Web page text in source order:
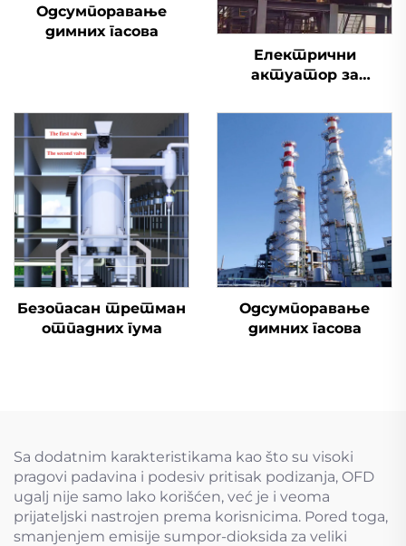
Одсумпоравање
димних гасова
Електрични
актуатор за
димоводни вентил
Безопасан третман
отпадних гума
Одсумпоравање
димних гасова
Sa dodatnim karakteristikama kao što su visoki
pragovi padavina i podesiv pritisak podizanja, OFD
ugalj nije samo lako korišćen, već je i veoma
prijateljski nastrojen prema korisnicima. Pored toga,
smanjenjem emisije sumpor-dioksida za veliki